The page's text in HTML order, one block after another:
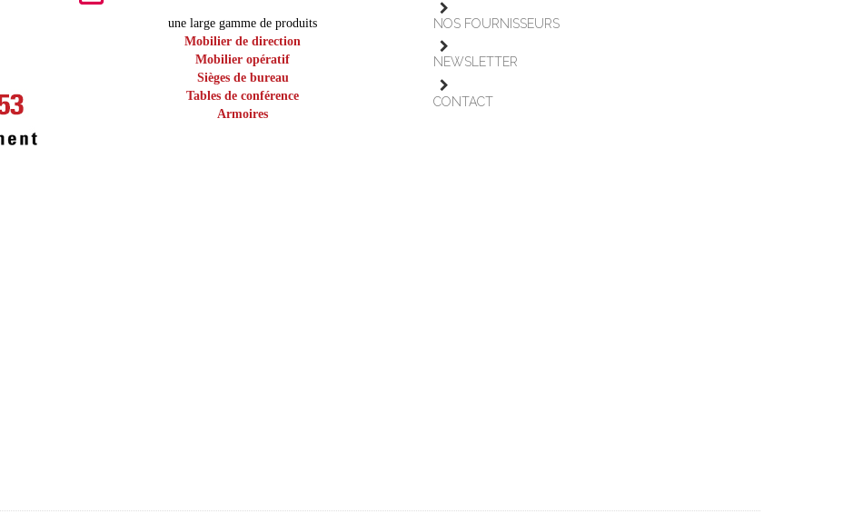
une large gamme de produits
Mobilier de direction
Mobilier opératif
Sièges de bureau
Tables de conférence
Armoires
NOS FOURNISSEURS
NEWSLETTER
CONTACT